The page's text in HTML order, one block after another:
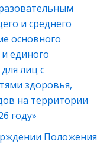
и среднего
основного
единого
лиц с
здоровья,
на территории
году»
Положения